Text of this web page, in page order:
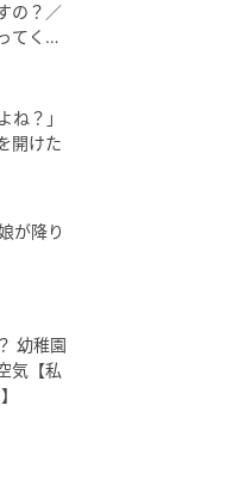
の？／
てくる
んで
？」
開けた
が降り
幼稚園
気【私